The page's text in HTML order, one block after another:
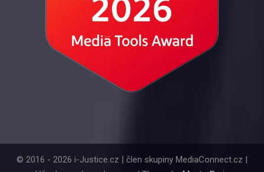
© 2016 - 2026 i-Justice.cz | člen skupiny MediaConnect.cz |